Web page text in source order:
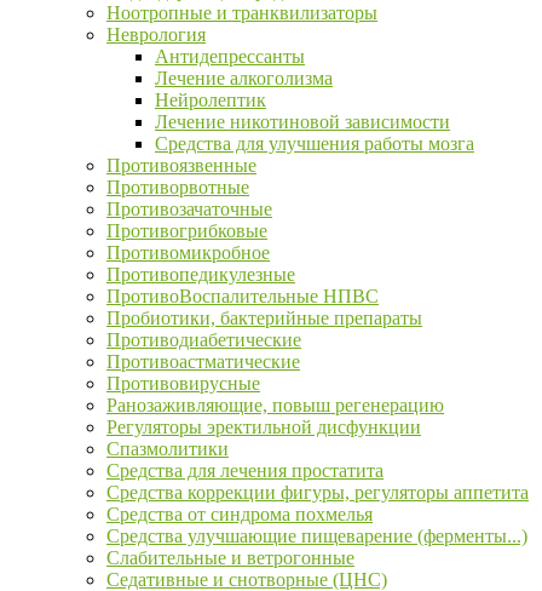
Ноотропные и транквилизаторы
Неврология
Антидепрессанты
Лечение алкоголизма
Нейролептик
Лечение никотиновой зависимости
Средства для улучшения работы мозга
Противоязвенные
Противорвотные
Противозачаточные
Противогрибковые
Противомикробное
Противопедикулезные
ПротивоВоспалительные НПВС
Пробиотики, бактерийные препараты
Противодиабетические
Противоастматические
Противовирусные
Ранозаживляющие, повыш регенерацию
Регуляторы эректильной дисфункции
Спазмолитики
Средства для лечения простатита
Средства коррекции фигуры, регуляторы аппетита
Средства от синдрома похмелья
Средства улучшающие пищеварение (ферменты...)
Слабительные и ветрогонные
Седативные и снотворные (ЦНС)